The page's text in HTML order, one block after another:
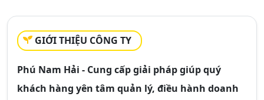
GIỚI THIỆU CÔNG TY
Phú Nam Hải - Cung cấp giải pháp giúp quý
khách hàng yên tâm quản lý, điều hành doanh